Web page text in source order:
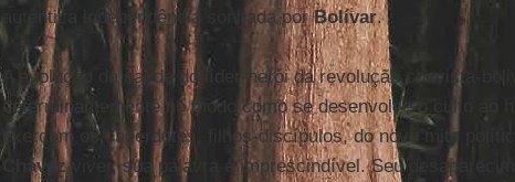
autêntica independência sonhada porBolívar.
A evolução da saúde do líder-herói da revolução chavista-
determinantemente no modo como se desenvolve o culto ao
exercem os sacerdotes, filhos-discípulos, do novo mito
Chávez
viver, sua palavra é imprescindível. Seu